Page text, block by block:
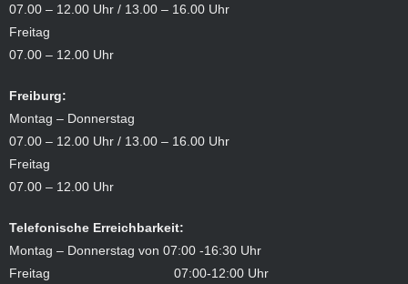
07.00 – 12.00 Uhr / 13.00 – 16.00 Uhr
Freitag
07.00 – 12.00 Uhr
Freiburg:
Montag – Donnerstag
07.00 – 12.00 Uhr / 13.00 – 16.00 Uhr
Freitag
07.00 – 12.00 Uhr
Telefonische Erreichbarkeit:
Montag – Donnerstag von 07:00 -16:30 Uhr
Freitag 07:00-12:00 Uhr